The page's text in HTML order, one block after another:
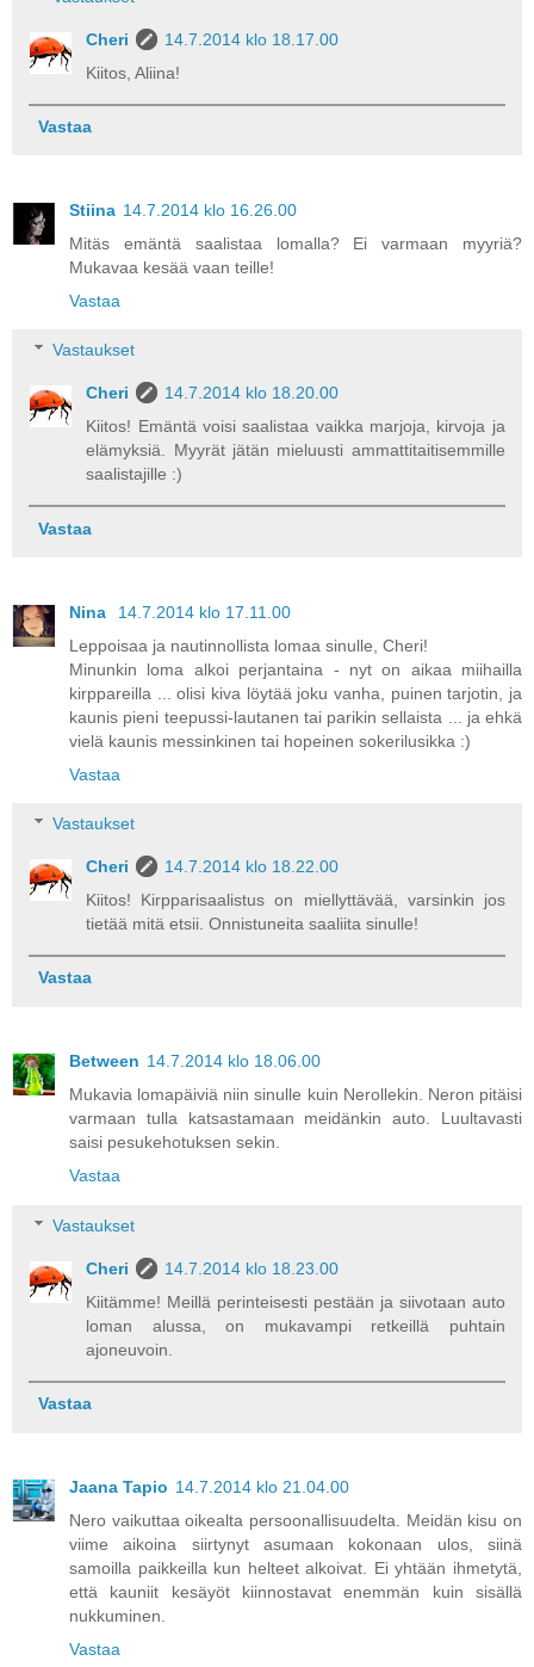
Cheri
14.7.2014 klo 18.17.00
Kiitos, Aliina!
Vastaa
Stiina 14.7.2014 klo 16.26.00
Mitäs emäntä saalistaa lomalla? Ei varmaan myyriä?
Mukavaa kesää vaan teille!
Vastaa
Vastaukset
Cheri
14.7.2014 klo 18.20.00
Kiitos! Emäntä voisi saalistaa vaikka marjoja, kirvoja ja
elämyksiä. Myyrät jätän mieluusti ammattitaitisemmille
saalistajille :)
Vastaa
Nina
14.7.2014 klo 17.11.00
Leppoisaa ja nautinnollista lomaa sinulle, Cheri!
Minunkin loma alkoi perjantaina - nyt on aikaa miihailla
kirppareilla ... olisi kiva löytää joku vanha, puinen tarjotin, ja
kaunis pieni teepussi-lautanen tai parikin sellaista ... ja ehkä
vielä kaunis messinkinen tai hopeinen sokerilusikka :)
Vastaa
Vastaukset
Cheri
14.7.2014 klo 18.22.00
Kiitos! Kirpparisaalistus on miellyttävää, varsinkin jos
tietää mitä etsii. Onnistuneita saaliita sinulle!
Vastaa
Between 14.7.2014 klo 18.06.00
Mukavia lomapäiviä niin sinulle kuin Nerollekin. Neron pitäisi
varmaan tulla katsastamaan meidänkin auto. Luultavasti
saisi pesukehotuksen sekin.
Vastaa
Vastaukset
Cheri
14.7.2014 klo 18.23.00
Kiitämme! Meillä perinteisesti pestään ja siivotaan auto
loman alussa, on mukavampi retkeillä puhtain
ajoneuvoin.
Vastaa
Jaana Tapio 14.7.2014 klo 21.04.00
Nero vaikuttaa oikealta persoonallisuudelta. Meidän kisu on
viime aikoina siirtynyt asumaan kokonaan ulos, siinä
samoilla paikkeilla kun helteet alkoivat. Ei yhtään ihmetytä,
että kauniit kesäyöt kiinnostavat enemmän kuin sisällä
nukkuminen.
Vastaa